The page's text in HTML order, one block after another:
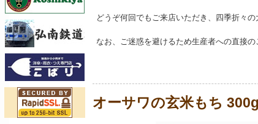
どうぞ何回でもご来店いただき、四季折々
なお、ご迷惑を避けるため生産者への直接の
オーサワの玄米もち 300g